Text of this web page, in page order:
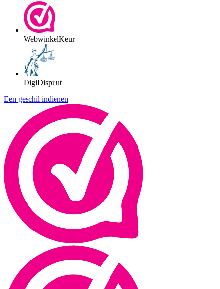
WebwinkelKeur
DigiDispuut
Een geschil indienen